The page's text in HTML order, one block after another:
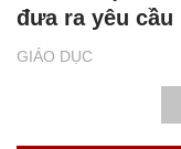
GIÁO DỤC
đưa ra yêu